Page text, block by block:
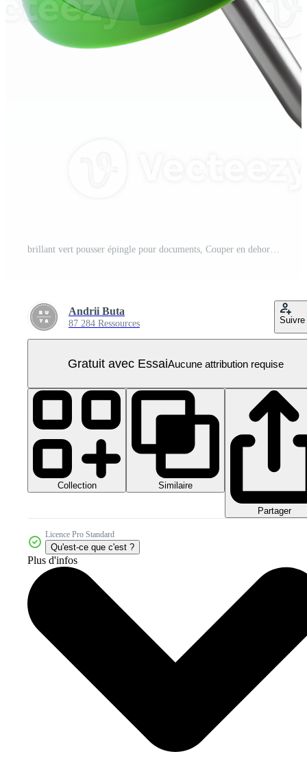
brillant vert pousser épingle pour documents, Couper en dehors transparent PNG Pro
Andrii Buta
87 284 Ressources Suivre
Gratuit avec EssaiAucune attribution requise
Collection Similaire
Partager
Licence Pro Standard
Qu'est-ce que c'est ?
Plus d'infos